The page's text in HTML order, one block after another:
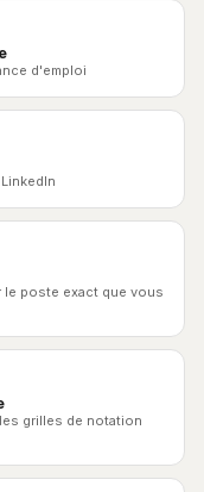
d'emploi
le poste exact que vous
grilles de notation